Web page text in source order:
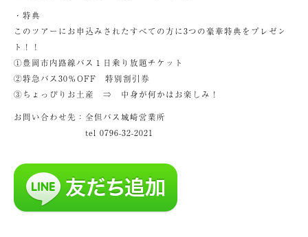
・特典
このツアーにお申込みされたすべての方に3つの豪華特典をプレゼン
ト！！
①豊岡市内路線バス１日乗り放題チケット
②特急バス30％OFF 特別割引券
③ちょっぴりお土産 ⇒ 中身が何かはお楽しみ！
お問い合わせ先：全但バス城崎営業所
tel 0796-32-2021